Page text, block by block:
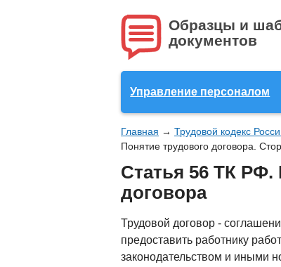
Образцы и
документов
Управление персоналом
Главная → Трудовой кодекс
Понятие трудового договора.
Статья 56 ТК РФ.
договора
Трудовой договор -
предоставить работнику
законодательством и иными